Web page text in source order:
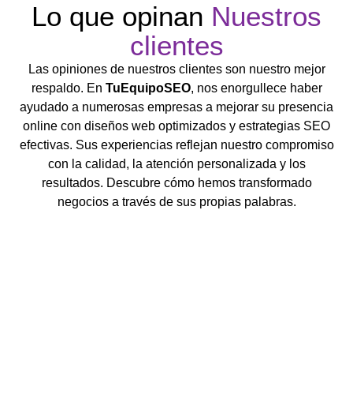
Lo que opinan Nuestros
clientes
Las opiniones de nuestros clientes son nuestro mejor
respaldo. En TuEquipoSEO, nos enorgullece haber
ayudado a numerosas empresas a mejorar su presencia
online con diseños web optimizados y estrategias SEO
efectivas. Sus experiencias reflejan nuestro compromiso
con la calidad, la atención personalizada y los
resultados. Descubre cómo hemos transformado
negocios a través de sus propias palabras.